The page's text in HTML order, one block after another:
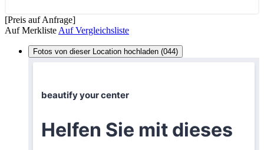
[Preis auf Anfrage]
Auf Merkliste Auf Vergleichsliste
Fotos von dieser Location hochladen (044)